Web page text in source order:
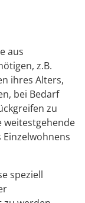
aus
z.B.
ihres Alters,
bei Bedarf
zu
weitestgehende
speziell